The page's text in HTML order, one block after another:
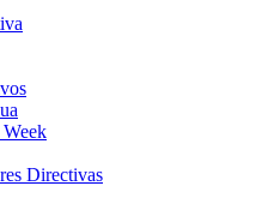
Directivas